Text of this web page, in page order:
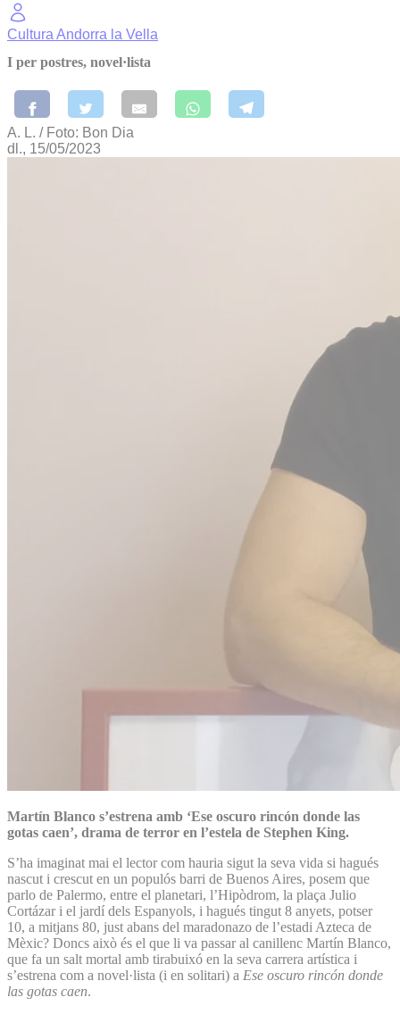
Cultura Andorra la Vella
I per postres, novel·lista
A. L. / Foto: Bon Dia
dl., 15/05/2023
Martín Blanco s’estrena amb ‘Ese oscuro rincón donde las
gotas caen’, drama de terror en l’estela de Stephen King.
S’ha imaginat mai el lector com hauria sigut la seva vida si hagués
nascut i crescut en un populós barri de Buenos Aires, posem que
parlo de Palermo, entre el planetari, l’Hipòdrom, la plaça Julio
Cortázar i el jardí dels Espanyols, i hagués tingut 8 anyets, potser
10, a mitjans 80, just abans del maradonazo de l’estadi Azteca de
Mèxic? Doncs això és el que li va passar al canillenc Martín Blanco,
que fa un salt mortal amb tirabuixó en la seva carrera artística i
s’estrena com a novel·lista (i en solitari) a Ese oscuro rincón donde
las gotas caen.